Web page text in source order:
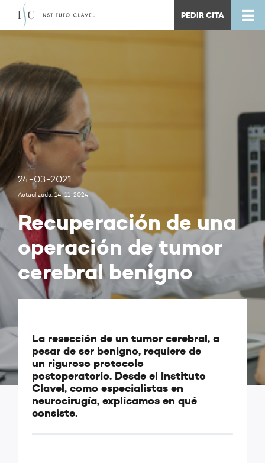
PEDIR CITA
24-03-2021
Actualizado: 14-11-2024
Recuperación de una
operación de tumor
cerebral benigno
La resección de un tumor cerebral, a
pesar de ser benigno, requiere de
un riguroso protocolo
postoperatorio. Desde el Instituto
Clavel, como especialistas en
neurocirugía, explicamos en qué
consiste.